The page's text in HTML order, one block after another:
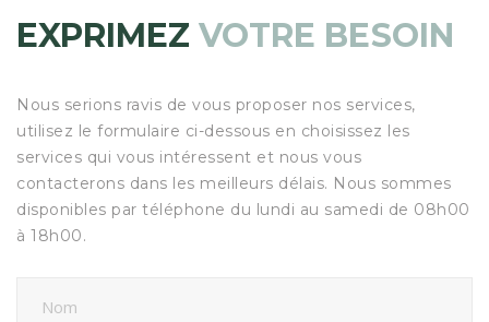
EXPRIMEZVOTRE BESOIN
Nous serions ravis de vous proposer nos services,
utilisez le formulaire ci-dessous en choisissez les
services qui vous intéressent et nous vous
contacterons dans les meilleurs délais. Nous sommes
disponibles par téléphone du lundi au samedi de 08h00
à 18h00.